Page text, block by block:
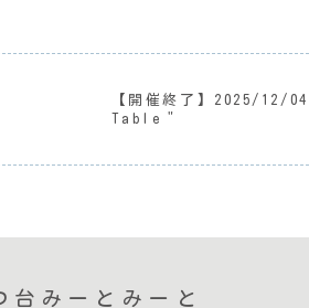
【開催終了】2025/12/
Table＂
台みーとみーと